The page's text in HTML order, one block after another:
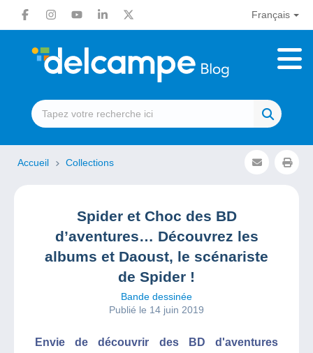
Français
Accueil Collections
Spider et Choc des BD
d’aventures… Découvrez les
albums et Daoust, le scénariste
de Spider !
Bande dessinée
Publié le 14 juin 2019
Envie de découvrir des BD d'aventures